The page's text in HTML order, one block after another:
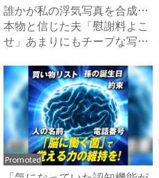
誰かが私の浮気写真を合成…
本物と信じた夫「慰謝料よこ
せ」あまりにもチープな写真
Promoted